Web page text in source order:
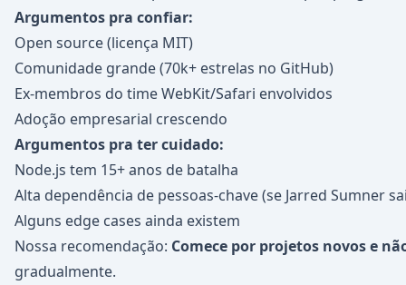
Argumentos pra confiar:
Open source (licença MIT)
Comunidade grande (70k+ estrelas no GitHub)
Ex-membros do time WebKit/Safari envolvidos
Adoção empresarial crescendo
Argumentos pra ter cuidado:
Node.js tem 15+ anos de batalha
Alta dependência de pessoas-chave (se Jarred Sumner
Alguns edge cases ainda existem
Nossa recomendação: Comece por projetos novos e
gradualmente.